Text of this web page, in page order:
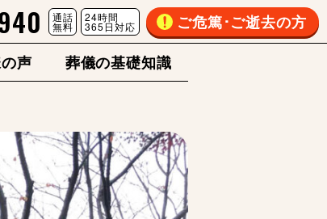
通話
無料
24時間
365日対応
ご危篤･ご逝去の方
声 葬儀の基礎知識